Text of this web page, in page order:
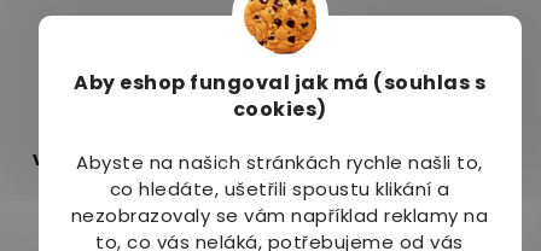
Aby eshop fungoval jak má (souhlas s
cookies)
Abyste na našich stránkách rychle našli to,
co hledáte, ušetřili spoustu klikání a
nezobrazovaly se vám například reklamy na
to, co vás neláká, potřebujeme od vás
voděodolná Universal
40ks
Skladem(7 ks)
KIDS tetovací
Mr.Happy 10ks
Skladem(1 ks)